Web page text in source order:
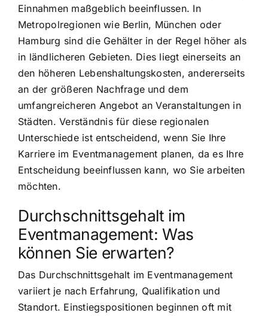
Einnahmen maßgeblich beeinflussen. In
Metropolregionen wie Berlin, München oder
Hamburg sind die Gehälter in der Regel höher als
in ländlicheren Gebieten. Dies liegt einerseits an
den höheren Lebenshaltungskosten, andererseits
an der größeren Nachfrage und dem
umfangreicheren Angebot an Veranstaltungen in
Städten. Verständnis für diese regionalen
Unterschiede ist entscheidend, wenn Sie Ihre
Karriere im Eventmanagement planen, da es Ihre
Entscheidung beeinflussen kann, wo Sie arbeiten
möchten.
Durchschnittsgehalt im
Eventmanagement: Was
können Sie erwarten?
Das Durchschnittsgehalt im Eventmanagement
variiert je nach Erfahrung, Qualifikation und
Standort. Einstiegspositionen beginnen oft mit